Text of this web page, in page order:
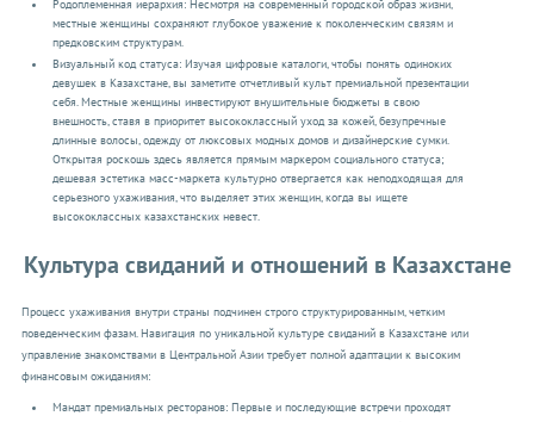
Родоплеменная иерархия: Несмотря на современный городской образ жизни,
местные женщины сохраняют глубокое уважение к поколенческим связям и
предковским структурам.
Визуальный код статуса: Изучая цифровые каталоги, чтобы понять одиноких
девушек в Казахстане, вы заметите отчетливый культ премиальной презентации
себя. Местные женщины инвестируют внушительные бюджеты в свою
внешность, ставя в приоритет высококлассный уход за кожей, безупречные
длинные волосы, одежду от люксовых модных домов и дизайнерские сумки.
Открытая роскошь здесь является прямым маркером социального статуса;
дешевая эстетика масс-маркета культурно отвергается как неподходящая для
серьезного ухаживания, что выделяет этих женщин, когда вы ищете
высококлассных казахстанских невест.
Культура свиданий и отношений в Казахстане
Процесс ухаживания внутри страны подчинен строго структурированным, четким
поведенческим фазам. Навигация по уникальной культуре свиданий в Казахстане или
управление знакомствами в Центральной Азии требует полной адаптации к высоким
финансовым ожиданиям:
Мандат премиальных ресторанов: Первые и последующие встречи проходят